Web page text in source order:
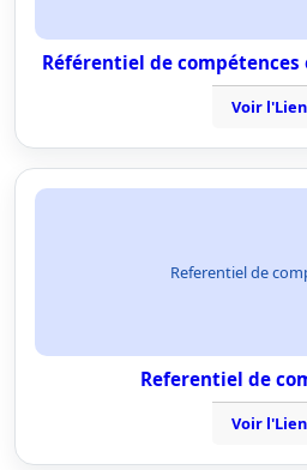
Référentiel de
Voir l'Lien
Referentiel de
Referentiel de
Voir l'Lien